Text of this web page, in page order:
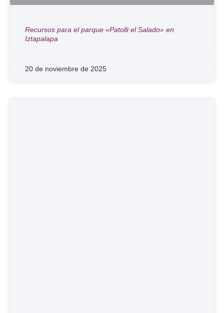
Recursos para el parque «Patolli el Salado» en
Iztapalapa
20 de noviembre de 2025